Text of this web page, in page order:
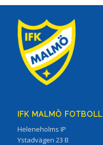
IFK MALMÖ FOTBOLL
Heleneholms IP
Ystadvägen 23 B